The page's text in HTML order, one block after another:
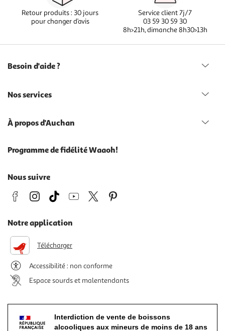
Retour produits : 30 jours
pour changer d’avis
Service client 7j/7
03 59 30 59 30
8h>21h, dimanche 8h30>13h
Besoin d'aide ?
Nos services
À propos d'Auchan
Programme de fidélité Waaoh!
Nous suivre
Notre application
Télécharger
Accessibilité : non conforme
Espace sourds et malentendants
Interdiction de vente de boissons
alcooliques aux mineurs de moins de 18 ans